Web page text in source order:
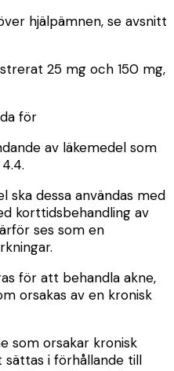
hjälpämnen, se avsnitt
25 mg och 150 mg,
för
av läkemedel som
ska dessa användas med
korttidsbehandling av
ses som en
för att behandla akne,
orsakas av en kronisk
som orsakar kronisk
sättas i förhållande till